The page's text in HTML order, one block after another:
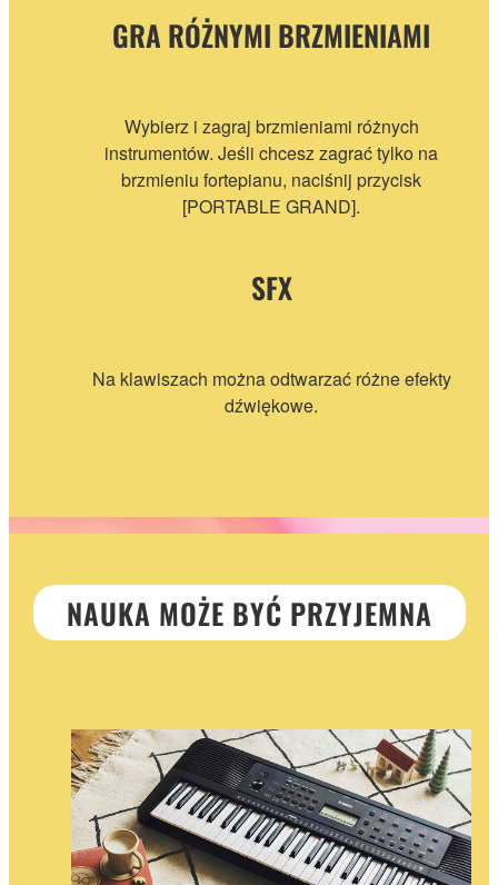
GRA RÓŻNYMI BRZMIENIAMI
Wybierz i zagraj brzmieniami różnych
instrumentów. Jeśli chcesz zagrać tylko na
brzmieniu fortepianu, naciśnij przycisk
[PORTABLE GRAND].
SFX
Na klawiszach można odtwarzać różne efekty
dźwiękowe.
NAUKA MOŻE BYĆ PRZYJEMNA